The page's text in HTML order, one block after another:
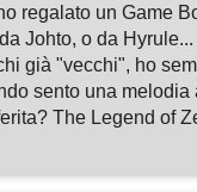
regalato un Game
Johto, o da
già "vecchi", ho
sento una melodia
The Legend of